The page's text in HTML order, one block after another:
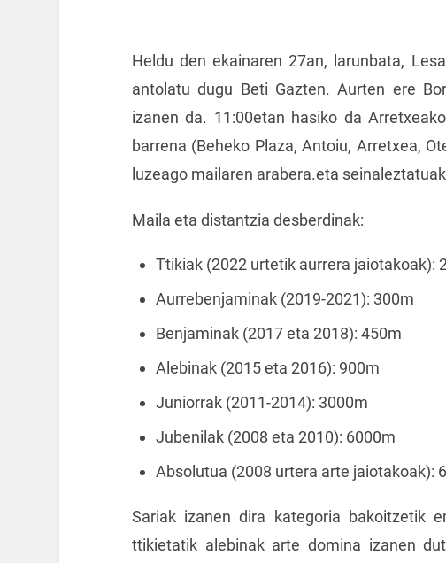
Heldu den ekainaren 27an, larunbata,
antolatu dugu Beti Gazten. Aurten ere
izanen da. 11:00etan hasiko da
barrena (Beheko Plaza, Antoiu, Arretxea,
luzeago mailaren arabera.eta
Maila eta distantzia desberdinak:
Ttikiak (2022 urtetik aurrera jaiotakoak):
Aurrebenjaminak (2019-2021): 300m
Benjaminak (2017 eta 2018): 450m
Alebinak (2015 eta 2016): 900m
Juniorrak (2011-2014): 3000m
Jubenilak (2008 eta 2010): 6000m
Absolutua (2008 urtera arte jaiotakoak):
Sariak izanen dira kategoria bakoitzetik
ttikietatik alebinak arte domina izanen